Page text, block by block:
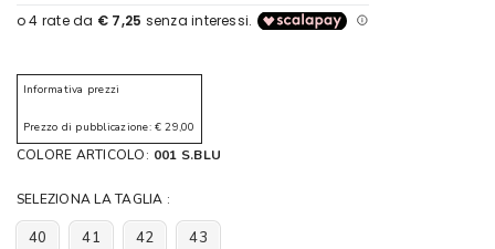
Informativa prezzi
Prezzo di pubblicazione: € 29,00
COLORE ARTICOLO: 001 S.BLU
SELEZIONA LA TAGLIA :
40 41 42 43